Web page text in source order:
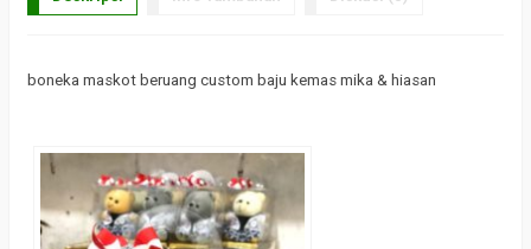
boneka maskot beruang custom baju kemas mika & hiasan